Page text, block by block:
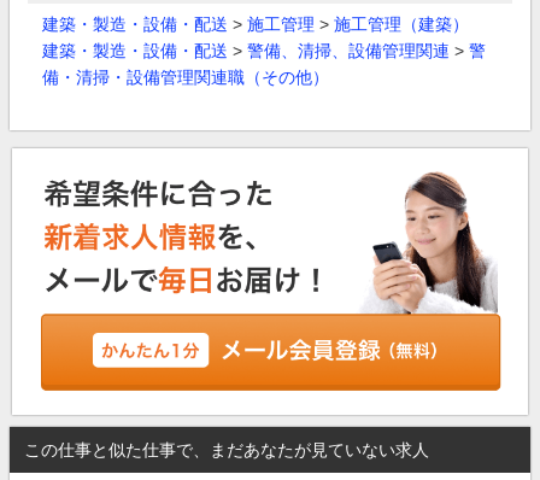
建築・製造・設備・配送 > 施工管理 > 施工管理（建築）
建築・製造・設備・配送 > 警備、清掃、設備管理関連 > 警
備・清掃・設備管理関連職（その他）
この仕事と似た仕事で、まだあなたが見ていない求人